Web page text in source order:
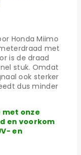
Honda Miimo
met
is de draad
stuk. Omdat
ook sterker
dus minder
met onze
en voorkom
en